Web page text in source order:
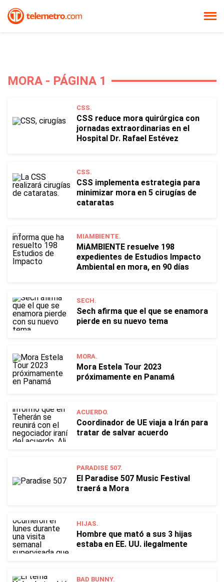
MORA - PÁGINA 1
CSS.
CSS reduce mora quirúrgica con
jornadas extraordinarias en el
Hospital Dr. Rafael Estévez
CSS.
CSS implementa estrategia para
minimizar mora en 5 cirugías de
cataratas
MIAMBIENTE.
MiAMBIENTE resuelve 198
expedientes de Estudios Impacto
Ambiental en mora, en 90 días
SECH.
Sech afirma que el que se enamora
pierde en su nuevo tema
MORA.
Mora Estela Tour 2023
próximamente en Panamá
ACUERDO.
Coordinador de UE viaja a Irán para
tratar de salvar acuerdo
PARADISE 507.
El Paradise 507 Music Festival
traerá a Mora
HIJAS.
Hombre que mató a sus 3 hijas
estaba en EE. UU. ilegalmente
BAD BUNNY.